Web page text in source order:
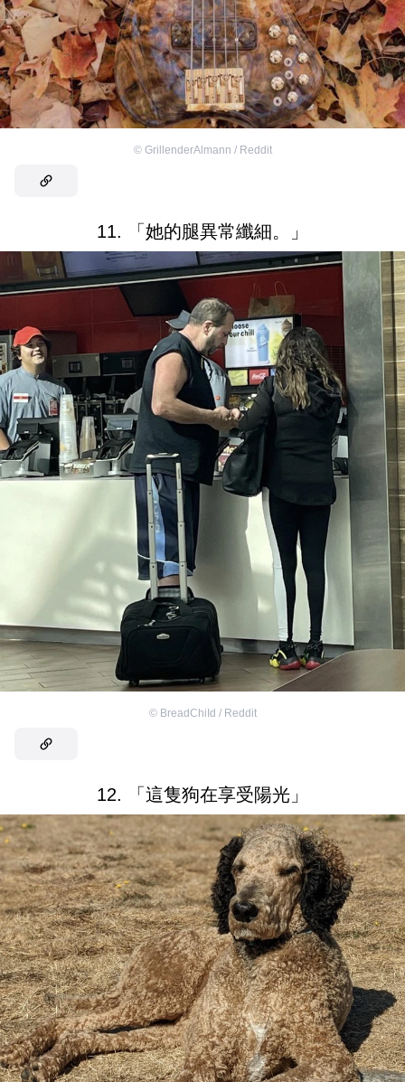
© GrillenderAlmann / Reddit
11. 「她的腿異常纖細。」
© BreadChiId / Reddit
12. 「這隻狗在享受陽光」